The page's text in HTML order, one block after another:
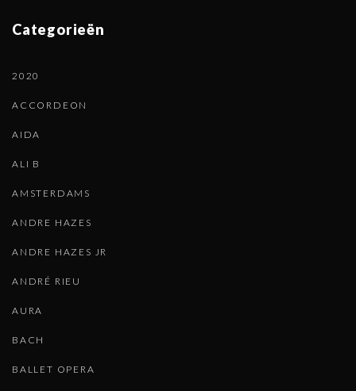
Categorieën
2020
ACCORDEON
AIDA
ALI B
AMSTERDAMS
ANDRE HAZES
ANDRE HAZES JR
ANDRÉ RIEU
AURA
BACH
BALLET OPERA